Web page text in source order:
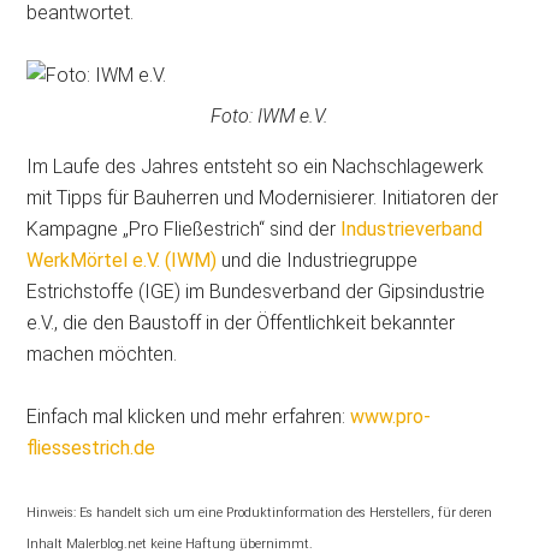
beantwortet.
Foto: IWM e.V.
Im Laufe des Jahres entsteht so ein Nachschlagewerk
mit Tipps für Bauherren und Modernisierer. Initiatoren der
Kampagne „Pro Fließestrich“ sind der Industrieverband
WerkMörtel e.V. (IWM) und die Industriegruppe
Estrichstoffe (IGE) im Bundesverband der Gipsindustrie
e.V., die den Baustoff in der Öffentlichkeit bekannter
machen möchten.
Einfach mal klicken und mehr erfahren:www.pro-
fliessestrich.de
Hinweis: Es handelt sich um eine Produktinformation des Herstellers, für deren
Inhalt Malerblog.net keine Haftung übernimmt.